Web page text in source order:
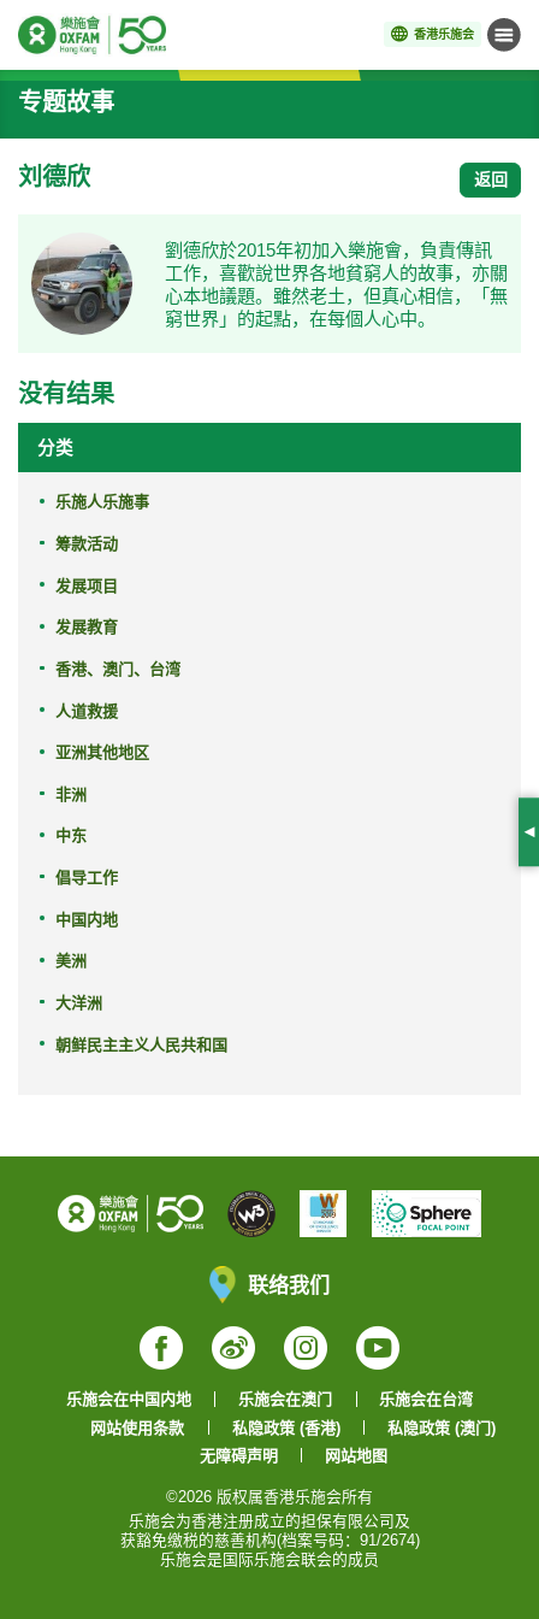
香港乐施会 菜单
开始主要内容
专题故事
刘德欣 返回
劉德欣於2015年初加入樂施會，負責傳訊
工作，喜歡說世界各地貧窮人的故事，亦關
心本地議題。雖然老土，但真心相信，「無
窮世界」的起點，在每個人心中。
没有结果
分类
乐施人乐施事
筹款活动
发展项目
发展教育
香港、澳门、台湾
人道救援
亚洲其他地区
非洲
中东
倡导工作
中国内地
美洲
大洋洲
朝鲜民主主义人民共和国
联络我们
Facebook
WeiboInstagram
YouTube
乐施会在中国内地 乐施会在澳门
乐施会在台湾
网站使用条款
私隐政策 (香港)
私隐政策 (澳门)
无障碍声明
网站地图
©2026 版权属香港乐施会所有
乐施会为香港注册成立的担保有限公司及
获豁免缴税的慈善机构(档案号码：91/2674)
乐施会是国际乐施会联会的成员